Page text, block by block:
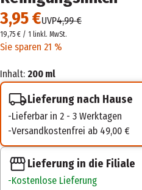
3,95 €UVP4,99 €
19,75 € / 1 linkl. MwSt.
Sie sparen 21 %
Inhalt: 200 ml
Lieferung nach Hause
Lieferbar in 2 - 3 Werktagen
Versandkostenfrei ab 49,00 €
Lieferung in die Filiale
Kostenlose Lieferung